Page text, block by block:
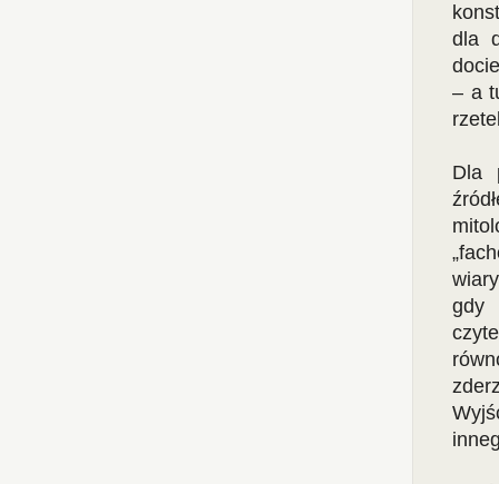
dla
– a
Dla
gdy